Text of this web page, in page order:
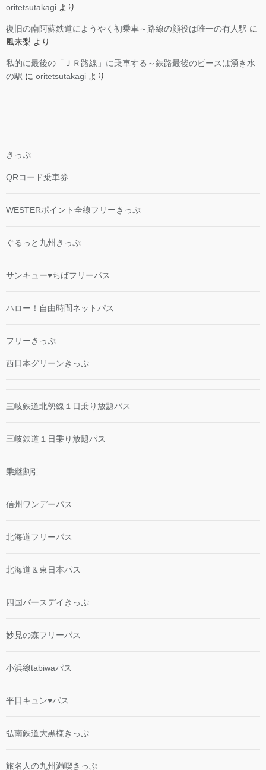
oritetsutakagi より
復旧の南阿蘇鉄道にようやく初乗車～路線の顔役は唯一の有人駅 に
風来梨 より
私的に最後の「ＪＲ路線」に乗車する～鉄路最後のピースは湧き水
の駅 に oritetsutakagi より
きっぷ
QRコード乗車券
WESTERポイント全線フリーきっぷ
ぐるっと九州きっぷ
サンキュー♥ちばフリーパス
ハロー！自由時間ネットパス
フリーきっぷ
西日本グリーンきっぷ
三岐鉄道北勢線１日乗り放題パス
三岐鉄道１日乗り放題パス
乗継割引
信州ワンデーパス
北海道フリーパス
北海道＆東日本パス
四国バースデイきっぷ
妙見の森フリーパス
小浜線tabiwaパス
平日キュン♥パス
弘南鉄道大黒様きっぷ
旅名人の九州満喫きっぷ